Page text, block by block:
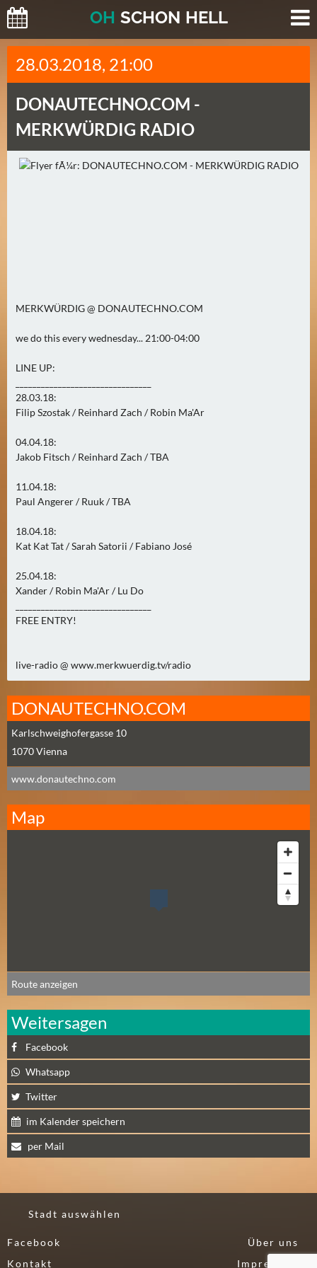
OH SCHON HELL
H
E
T
E
(
2
(
)
E
B
R
M
O
R
E
N
0
C
S
T
E
R
F
R
E
I
Ä
C
H
S
E
R
S
A
M
S
T
G
)
28.03.2018, 21:00
DONAUTECHNO.COM -
MERKWÜRDIG RADIO
MERKWÜRDIG @ DONAUTECHNO.COM
we do this every wednesday... 21:00-04:00
LINE UP:
28.03.18:
Filip Szostak / Reinhard Zach / Robin Ma'Ar
04.04.18:
Jakob Fitsch / Reinhard Zach / TBA
11.04.18:
Paul Angerer / Ruuk / TBA
18.04.18:
Kat Kat Tat / Sarah Satorii / Fabiano José
25.04.18:
Xander / Robin Ma'Ar / Lu Do
FREE ENTRY!
live-radio @ www.merkwuerdig.tv/radio
DONAUTECHNO.COM
Karlschweighofergasse 10
1070Vienna
www.donautechno.com
Map
Route anzeigen
Weitersagen
Facebook
Whatsapp
Twitter
im Kalender speichern
per Mail
Stadt auswählen
Facebook
Über uns
Kontakt
Impressum